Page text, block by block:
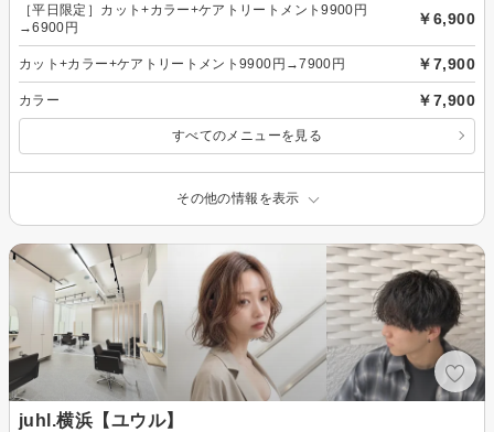
［平日限定］カット+カラー+ケアトリートメント9900円
→6900円
￥6,900
カット+カラー+ケアトリートメント9900円→7900円 ￥7,900
カラー ￥7,900
すべてのメニューを見る
その他の情報を表示
juhl.横浜【ユウル】